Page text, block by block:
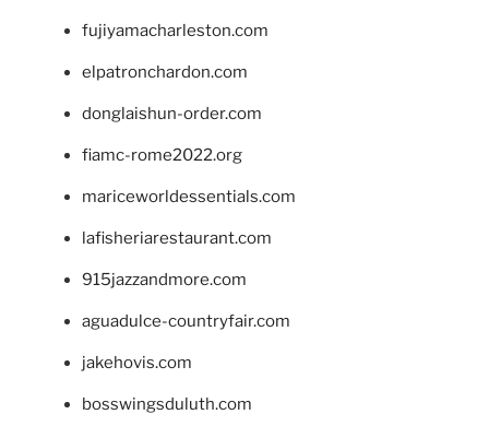
fujiyamacharleston.com
elpatronchardon.com
donglaishun-order.com
fiamc-rome2022.org
mariceworldessentials.com
lafisheriarestaurant.com
915jazzandmore.com
aguadulce-countryfair.com
jakehovis.com
bosswingsduluth.com